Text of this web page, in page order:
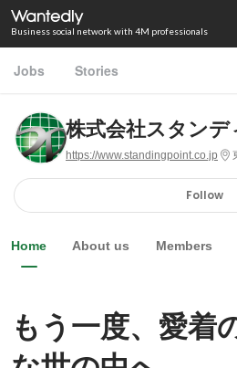
Business social network with 4M professionals
Jobs Stories
株式会社スタン
https://www.standingpoint.co.jp
Follow
Home About us Members
もう一度、愛着